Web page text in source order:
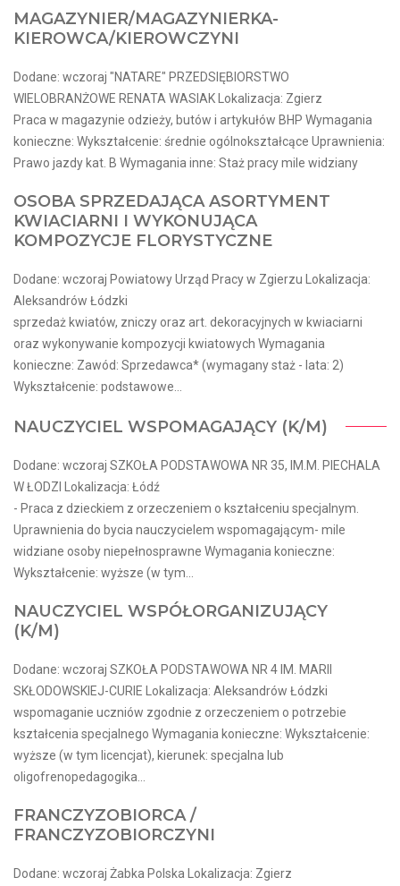
MAGAZYNIER/MAGAZYNIERKA-
KIEROWCA/KIEROWCZYNI
Dodane: wczoraj "NATARE" PRZEDSIĘBIORSTWO
WIELOBRANŻOWE RENATA WASIAK Lokalizacja: Zgierz
Praca w magazynie odzieży, butów i artykułów BHP Wymagania
konieczne: Wykształcenie: średnie ogólnokształcące Uprawnienia:
Prawo jazdy kat. B Wymagania inne: Staż pracy mile widziany
OSOBA SPRZEDAJĄCA ASORTYMENT
KWIACIARNI I WYKONUJĄCA
KOMPOZYCJE FLORYSTYCZNE
Dodane: wczoraj Powiatowy Urząd Pracy w Zgierzu Lokalizacja:
Aleksandrów Łódzki
sprzedaż kwiatów, zniczy oraz art. dekoracyjnych w kwiaciarni
oraz wykonywanie kompozycji kwiatowych Wymagania
konieczne: Zawód: Sprzedawca* (wymagany staż - lata: 2)
Wykształcenie: podstawowe...
NAUCZYCIEL WSPOMAGAJĄCY (K/M)
Dodane: wczoraj SZKOŁA PODSTAWOWA NR 35, IM.M. PIECHALA
W ŁODZI Lokalizacja: Łódź
- Praca z dzieckiem z orzeczeniem o kształceniu specjalnym.
Uprawnienia do bycia nauczycielem wspomagającym- mile
widziane osoby niepełnosprawne Wymagania konieczne:
Wykształcenie: wyższe (w tym...
NAUCZYCIEL WSPÓŁORGANIZUJĄCY
(K/M)
Dodane: wczoraj SZKOŁA PODSTAWOWA NR 4 IM. MARII
SKŁODOWSKIEJ-CURIE Lokalizacja: Aleksandrów Łódzki
wspomaganie uczniów zgodnie z orzeczeniem o potrzebie
kształcenia specjalnego Wymagania konieczne: Wykształcenie:
wyższe (w tym licencjat), kierunek: specjalna lub
oligofrenopedagogika...
FRANCZYZOBIORCA /
FRANCZYZOBIORCZYNI
Dodane: wczoraj Żabka Polska Lokalizacja: Zgierz